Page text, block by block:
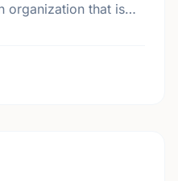
organization that is